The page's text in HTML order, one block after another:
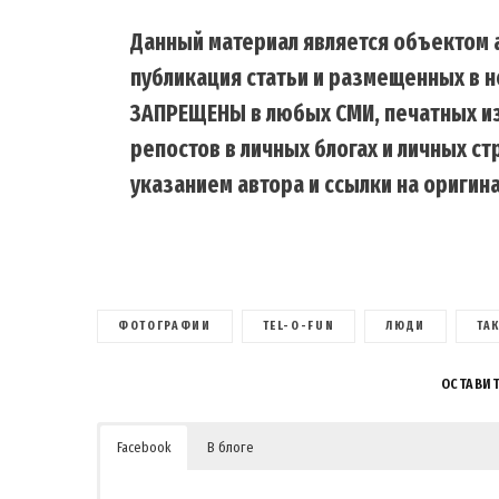
Данный материал является объектом
публикация статьи и размещенных в
ЗАПРЕЩЕНЫ в любых СМИ, печатных
репостов в личных блогах и личных
указанием автора и ссылки на
ФОТОГРАФИИ TEL-O-FUN ЛЮДИ
Facebook В блоге